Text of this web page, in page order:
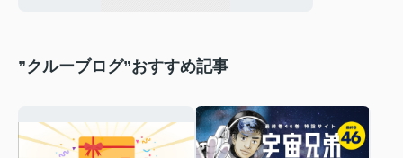
”クルーブログ”おすすめ記事